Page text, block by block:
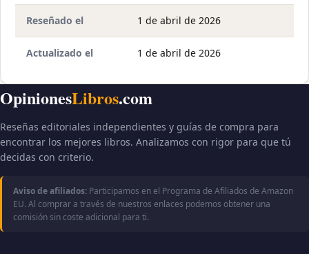
Reseñado el 1 de abril de 2026
Actualizado el 1 de abril de 2026
OpinionesLibros.com
Reseñas editoriales independientes y guías de compra para
encontrar los mejores libros. Analizamos con rigor para que tú
decidas con criterio.
Aviso de afiliados: Participamos en el Programa de Afiliados de Amazon
EU. Al comprar a través de nuestros enlaces podemos obtener una
comisión sin coste adicional para ti.